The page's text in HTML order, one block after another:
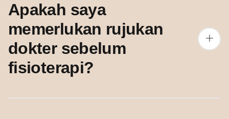
Apakah saya
memerlukan rujukan
dokter sebelum
fisioterapi?